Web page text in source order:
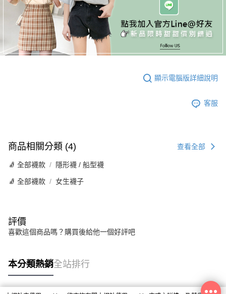
顯示電腦版詳細說明
客服
商品相關分類 (4) 查看全部
🧦 全部襪款 隱形襪 / 船型襪
🧦 全部襪款 女生襪子
評價
喜歡這個商品嗎？購買後給他一個好評吧
本分類熱銷全站排行